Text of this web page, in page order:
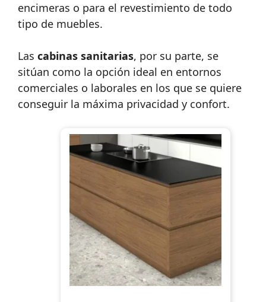
encimeras o para el revestimiento de todo
tipo de muebles.
Las cabinas sanitarias, por su parte, se
sitúan como la opción ideal en entornos
comerciales o laborales en los que se quiere
conseguir la máxima privacidad y confort.